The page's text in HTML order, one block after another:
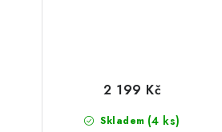
Skladem (4 ks)
2 199 Kč